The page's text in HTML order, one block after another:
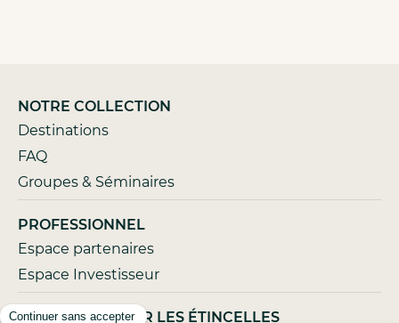
NOTRE COLLECTION
Destinations
FAQ
Groupes & Séminaires
PROFESSIONNEL
Espace partenaires
Espace Investisseur
TOUT SAVOIR SUR LES ÉTINCELLES